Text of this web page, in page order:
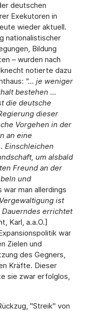
deutschen
Exekutoren in
wieder aktuell.
nationalistischer
Bildung
– wurden nach
notierte dazu
"... je weniger
bestehen ...
die deutsche
dieser
Vorgehen in der
an eine
Einschleichen
um alsbald
Freund an der
und
war man allerdings
ist
Dauerndes errichtet
Karl, a.a.O.]
war
Zielen und
des Gegners,
Kräfte. Dieser
sie zwar erfolglos,
"Streik" von